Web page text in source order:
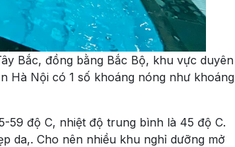
Bắc, đồng bằng Bắc Bộ, khu vực duyên
Hà Nội có 1 số khoáng nóng như khoáng
59 độ C, nhiệt độ trung bình là 45 độ C.
da,. Cho nên nhiều khu nghỉ dưỡng mở